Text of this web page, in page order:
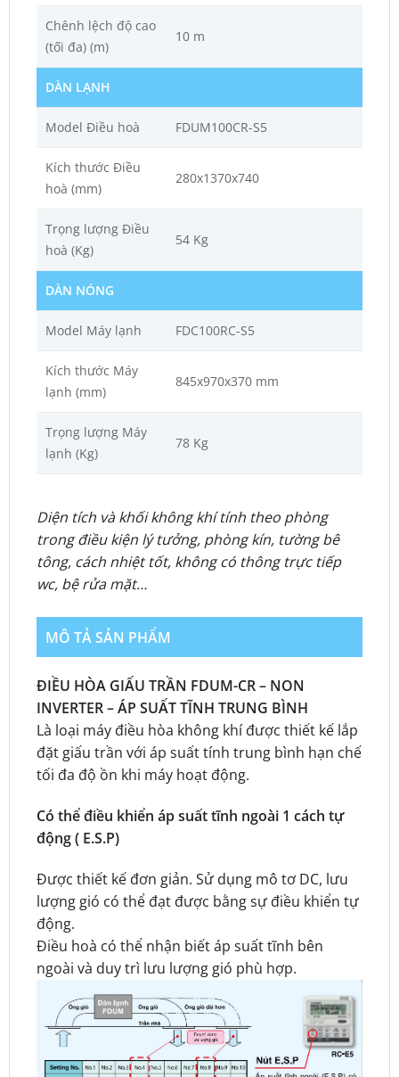
Chênh lệch độ cao
(tối đa) (m)
10 m
DÀN LẠNH
Model Điều hoà FDUM100CR-S5
Kích thước Điều
hoà (mm)
280x1370x740
Trọng lượng Điều
hoà (Kg)
54 Kg
DÀN NÓNG
Model Máy lạnh FDC100RC-S5
Kích thước Máy
lạnh (mm)
845x970x370 mm
Trọng lượng Máy
lạnh (Kg)
78 Kg
Diện tích và khối không khí tính theo phòng
trong điều kiện lý tưởng, phòng kín, tường bê
tông, cách nhiệt tốt, không có thông trực tiếp
wc, bệ rửa mặt…
MÔ TẢ SẢN PHẨM
ĐIỀU HÒA GIẤU TRẦN FDUM-CR – NON
INVERTER – ÁP SUẤT TĨNH TRUNG BÌNH
Là loại máy điều hòa không khí được thiết kế lắp
đặt giấu trần với áp suất tính trung bình hạn chế
tối đa độ ồn khi máy hoạt động.
Có thể điều khiển áp suất tĩnh ngoài 1 cách tự
động ( E.S.P)
Được thiết kế đơn giản. Sử dụng mô tơ DC, lưu
lượng gió có thể đạt được bằng sự điều khiển tự
động.
Điều hoà có thể nhận biết áp suất tĩnh bên
ngoài và duy trì lưu lượng gió phù hợp.